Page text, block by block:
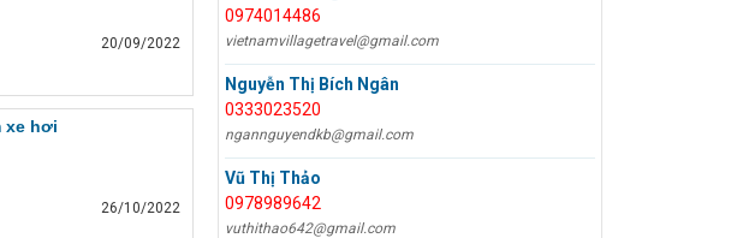
20/09/2022
xe hơi
26/10/2022
0974014486
vietnamvillagetravel@gmail.com
Nguyễn Thị Bích Ngân
0333023520
ngannguyendkb@gmail.com
Vũ Thị Thảo
0978989642
vuthithao642@gmail.com